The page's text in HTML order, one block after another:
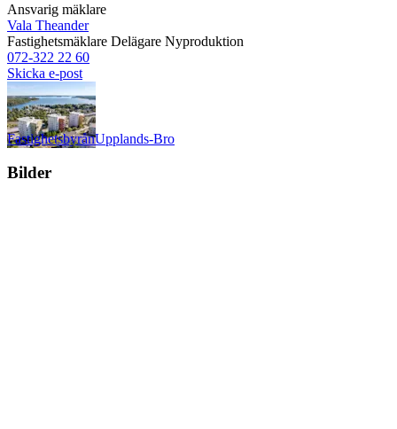
Ansvarig mäklare
Vala Theander
Fastighetsmäklare Delägare Nyproduktion
072-322 22 60
Skicka e-post
FastighetsbyrånUpplands-Bro
Bilder